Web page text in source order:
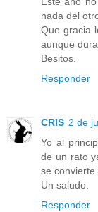
nada del
Que gracia
aunque
Besitos.
Responder
CRIS 2 de
Yo al
de un rato
se convierte
Un saludo.
Responder